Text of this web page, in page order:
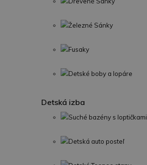
Železné Sánky
Fusaky
Detské boby a lopáre
Detská izba
Suché bazény s loptičkami
Detská auto posteľ